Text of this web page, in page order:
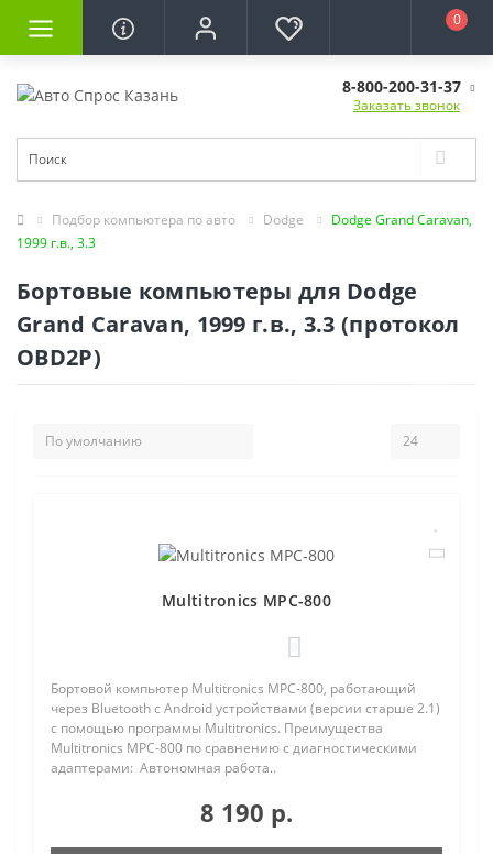
0
8-800-200-31-37
Заказать звонок
Подбор компьютера по авто Dodge
Dodge Grand Caravan,
1999 г.в., 3.3
Бортовые компьютеры для Dodge
Grand Caravan, 1999 г.в., 3.3 (протокол
OBD2P)
Multitronics MPC-800
Бортовой компьютер Multitronics MPC-800, работающий
через Bluetooth с Android устройствами (версии старше 2.1)
с помощью программы Multitronics. Преимущества
Multitronics MPC-800 по сравнению с диагностическими
адаптерами: Автономная работа..
8 190 р.